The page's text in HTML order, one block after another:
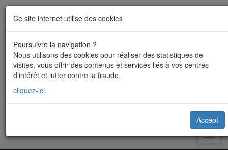
Ce site internet utilise des cookies
Poursuivre la navigation ?
Nous utilisons des cookies pour réaliser des statistiques de
visites, vous offrir des contenus et services liés à vos centres
d’intérêt et lutter contre la fraude.
cliquez-ici.
Accept